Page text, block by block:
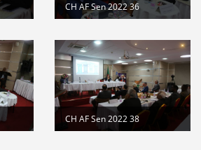
CH AF Sen 2022 36
CH AF Sen 2022 38